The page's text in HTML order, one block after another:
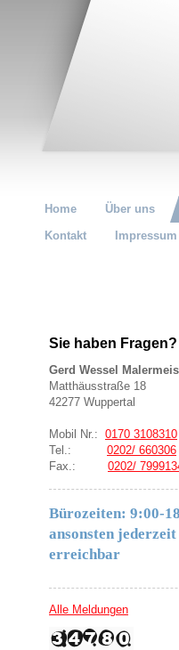
Home Über uns
Kontakt
Impressum
Sie haben Fragen?
Gerd Wessel
Matthäusstraße 18
42277 Wuppertal
Mobil Nr.: 0170 3108310
Tel.: 0202/ 660306
Fax.: 0202/
Bürozeiten: 9:00-
ansonsten
erreichbar
Alle Meldungen